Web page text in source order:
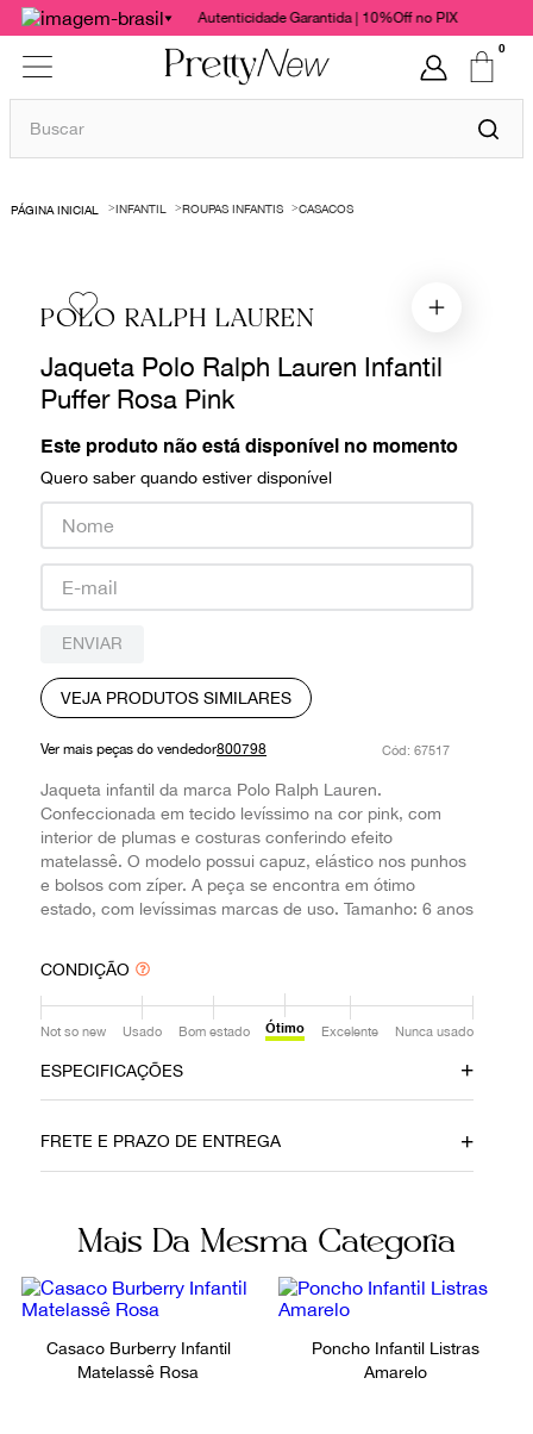
Autenticidade Garantida | 10%Off no PIX
0
Buscar
INFANTIL ROUPAS INFANTIS CASACOS
POLO RALPH LAUREN
Jaqueta Polo Ralph Lauren Infantil
Puffer Rosa Pink
Este produto não está disponível no momento
Quero saber quando estiver disponível
ENVIAR
VEJA PRODUTOS SIMILARES
Ver mais peças do vendedor800798 : 67517
Jaqueta infantil da marca Polo Ralph Lauren.
Confeccionada em tecido levíssimo na cor pink, com
interior de plumas e costuras conferindo efeito
matelassê. O modelo possui capuz, elástico nos punhos
e bolsos com zíper. A peça se encontra em ótimo
estado, com levíssimas marcas de uso. Tamanho: 6 anos
CONDIÇÃO
Not so new Usado Bom estado Ótimo Excelente Nunca usado
ESPECIFICAÇÕES
23052022 Nylon
Pink 800798
Ocasião
FRETE E PRAZO DE ENTREGA
Mais Da Mesma Categoria
Casaco Burberry Infantil
Matelassê Rosa
Poncho Infantil Listras
Amarelo
1º
bolsas
chanel
vestido
paula raia
burberry
prada
louis vuitton